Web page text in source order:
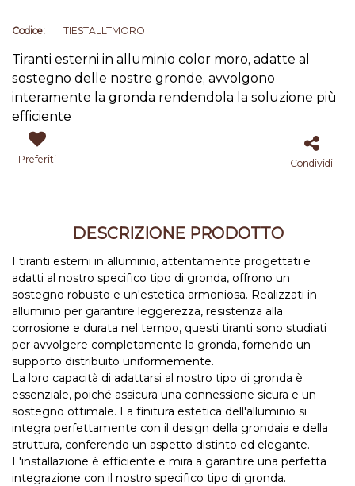
Codice: TIESTALLTMORO
Tiranti esterni in alluminio color moro, adatte al
sostegno delle nostre gronde, avvolgono
interamente la gronda rendendola la soluzione più
efficiente
Preferiti Condividi
DESCRIZIONE PRODOTTO
I tiranti esterni in alluminio, attentamente progettati e
adatti al nostro specifico tipo di gronda, offrono un
sostegno robusto e un'estetica armoniosa. Realizzati in
alluminio per garantire leggerezza, resistenza alla
corrosione e durata nel tempo, questi tiranti sono studiati
per avvolgere completamente la gronda, fornendo un
supporto distribuito uniformemente.
La loro capacità di adattarsi al nostro tipo di gronda è
essenziale, poiché assicura una connessione sicura e un
sostegno ottimale. La finitura estetica dell'alluminio si
integra perfettamente con il design della grondaia e della
struttura, conferendo un aspetto distinto ed elegante.
L'installazione è efficiente e mira a garantire una perfetta
integrazione con il nostro specifico tipo di gronda.